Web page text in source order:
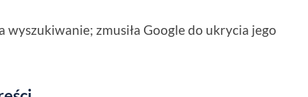
wyszukiwanie; zmusiła Google do ukrycia jego